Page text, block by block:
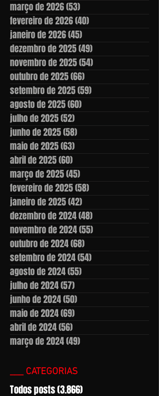
março de 2026(53)
fevereiro de 2026(40)
janeiro de 2026(45)
dezembro de 2025(49)
novembro de 2025(54)
outubro de 2025(66)
setembro de 2025(59)
agosto de 2025(60)
julho de 2025(52)
junho de 2025(58)
maio de 2025(63)
abril de 2025(60)
março de 2025(45)
fevereiro de 2025(58)
janeiro de 2025(42)
dezembro de 2024(48)
novembro de 2024(55)
outubro de 2024(68)
setembro de 2024(54)
agosto de 2024(55)
julho de 2024(57)
junho de 2024(50)
maio de 2024(69)
abril de 2024(56)
março de 2024(49)
___ CATEGORIAS
Todos posts(3.866)